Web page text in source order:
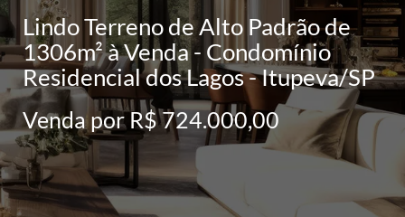
Lindo Terreno de Alto Padrão de
1306m² à Venda - Condomínio
Residencial dos Lagos - Itupeva/SP
Venda por R$ 724.000,00